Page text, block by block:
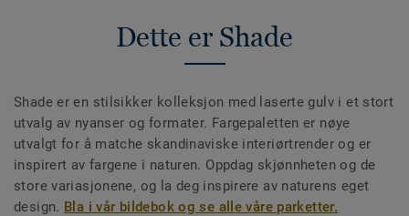
Dette er Shade
Shade er en stilsikker kolleksjon med laserte gulv i et stort
utvalg av nyanser og formater. Fargepaletten er nøye
utvalgt for å matche skandinaviske interiørtrender og er
inspirert av fargene i naturen. Oppdag skjønnheten og de
store variasjonene, og la deg inspirere av naturens eget
design. Bla i vår bildebok og se alle våre parketter.